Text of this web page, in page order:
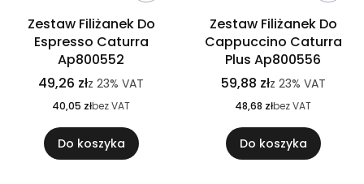
Zestaw Filiżanek Do
Espresso Caturra
Ap800552
49,26 złz 23% VAT
40,05 złbez VAT
Do koszyka
Zestaw Filiżanek Do
Cappuccino Caturra
Plus Ap800556
59,88 złz 23% VAT
48,68 złbez VAT
Do koszyka